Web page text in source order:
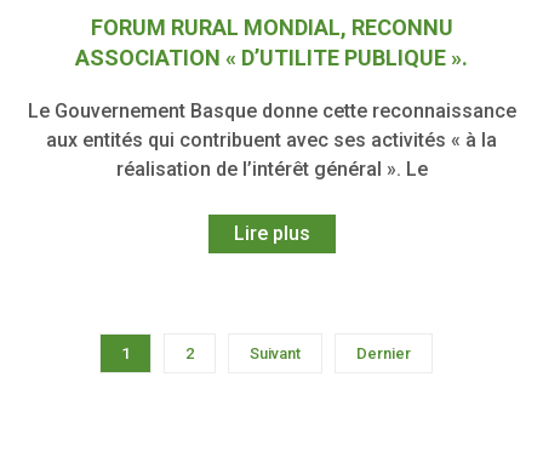
FORUM RURAL MONDIAL, RECONNU
ASSOCIATION « D’UTILITE PUBLIQUE ».
Le Gouvernement Basque donne cette reconnaissance
aux entités qui contribuent avec ses activités « à la
réalisation de l’intérêt général ». Le
Lire plus
1 2 Suivant Dernier